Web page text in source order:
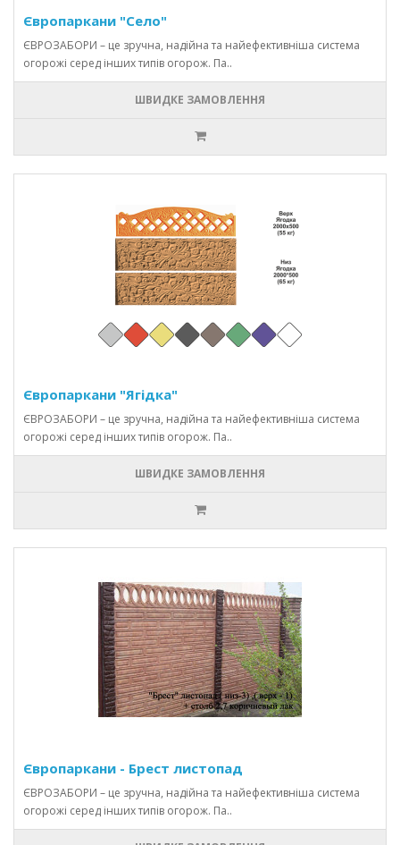
Європаркани "Село"
ЄВРОЗАБОРИ – це зручна, надійна та найефективніша система
огорожі серед інших типів огорож. Па..
ШВИДКЕ ЗАМОВЛЕННЯ
Європаркани "Ягідка"
ЄВРОЗАБОРИ – це зручна, надійна та найефективніша система
огорожі серед інших типів огорож. Па..
ШВИДКЕ ЗАМОВЛЕННЯ
Європаркани - Брест листопад
ЄВРОЗАБОРИ – це зручна, надійна та найефективніша система
огорожі серед інших типів огорож. Па..